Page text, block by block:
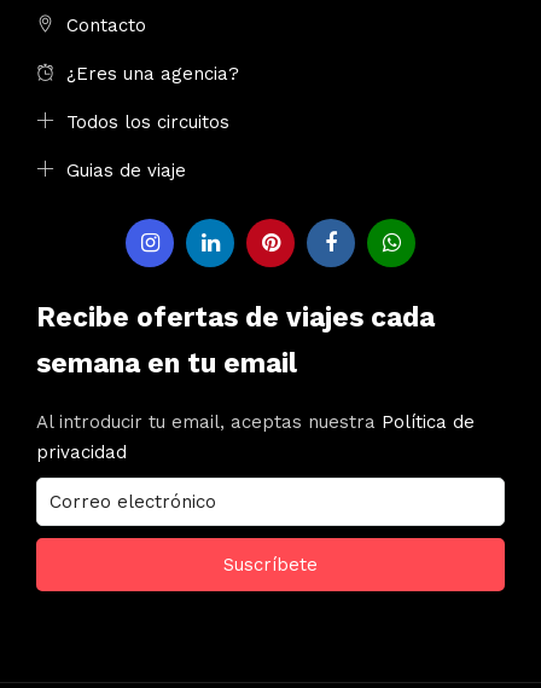
Contacto
¿Eres una agencia?
Todos los circuitos
Guias de viaje
Recibe ofertas de viajes cada
semana en tu email
Al introducir tu email, aceptas nuestra Política de
privacidad